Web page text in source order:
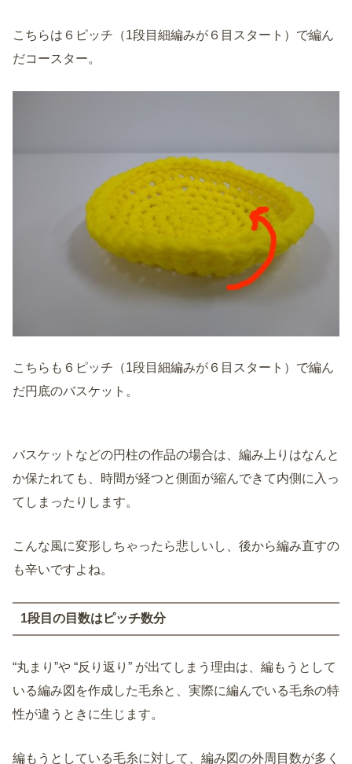
こちらは６ピッチ（1段目細編みが６目スタート）で編ん
だコースター。
こちらも６ピッチ（1段目細編みが６目スタート）で編ん
だ円底のバスケット。
バスケットなどの円柱の作品の場合は、編み上りはなんと
か保たれても、時間が経つと側面が縮んできて内側に入っ
てしまったりします。
こんな風に変形しちゃったら悲しいし、後から編み直すの
も辛いですよね。
1段目の目数はピッチ数分
“丸まり”や “反り返り” が出てしまう理由は、編もうとして
いる編み図を作成した毛糸と、実際に編んでいる毛糸の特
性が違うときに生じます。
編もうとしている毛糸に対して、編み図の外周目数が多く